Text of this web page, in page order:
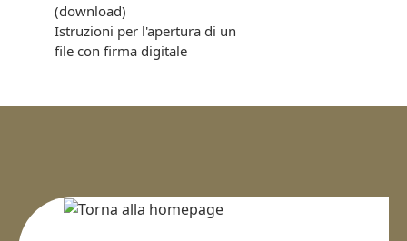
(download)
Istruzioni per l'apertura di un
file con firma digitale